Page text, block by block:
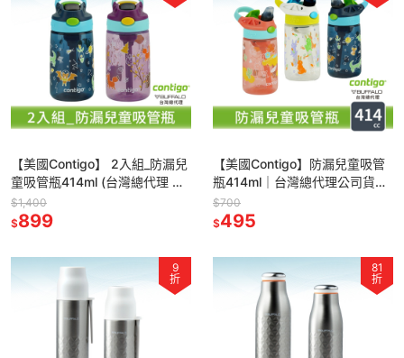
【美國Contigo】 2入組_防漏兒
童吸管瓶414ml (台灣總代理 運
動水瓶 水壺 吸嘴)
$1,400
$899
【美國Contigo】防漏兒童吸管
瓶414ml｜台灣總代理公司貨
100%防塵防漏 兒童水壺 水杯
水瓶 吸
$700
$495
9
折
81
折